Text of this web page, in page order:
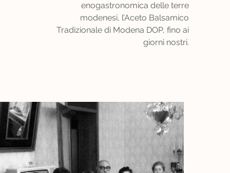
enogastronomica delle terre
modenesi, l’Aceto Balsamico
Tradizionale di Modena DOP, fino ai
giorni nostri.